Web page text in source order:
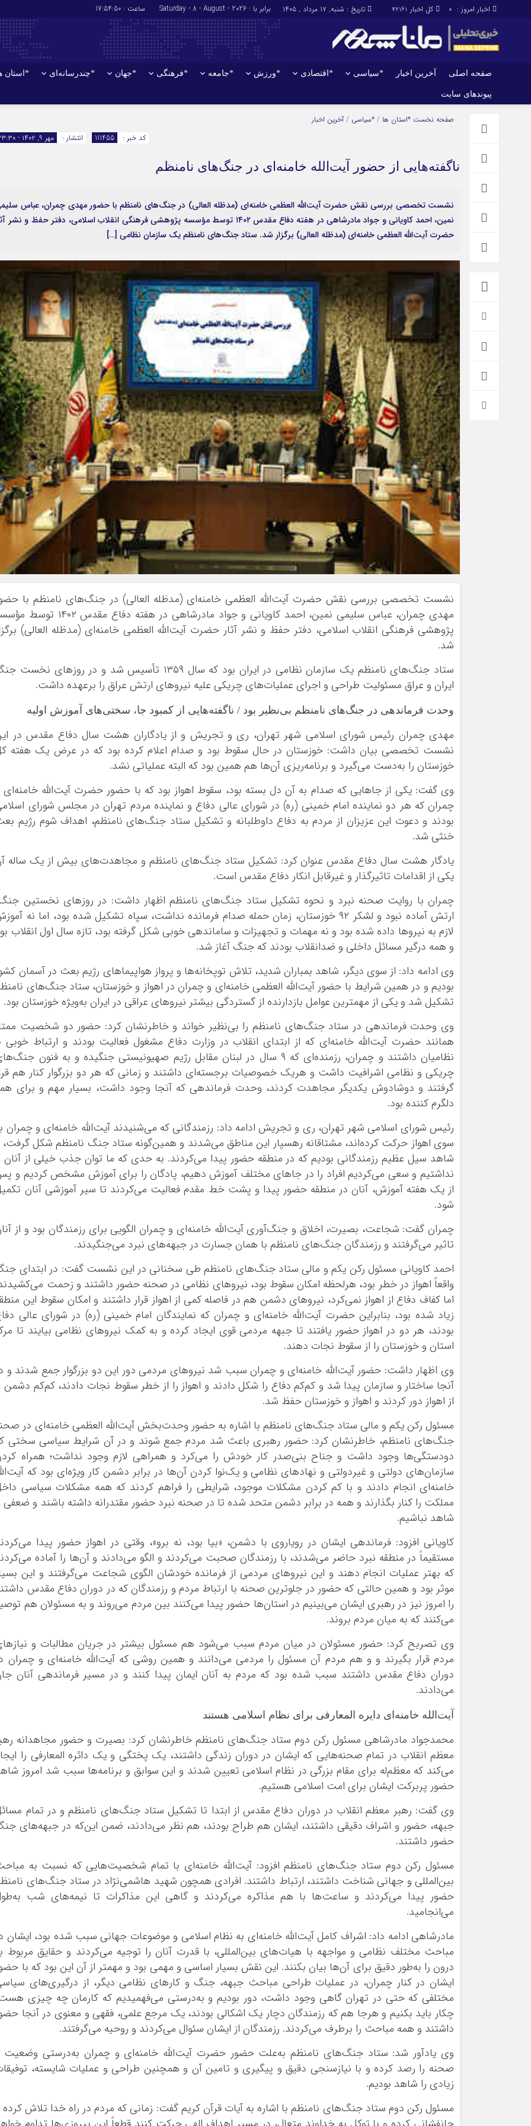
کل اخبار 42161 اخبار امروز : 0 تاریخ : شنبه, ۱۷ مرداد , ۱۴۰۵ برابر با : Saturday - 8 - August - 2026 ساعت : 17:54:51
صفحه اصلی آخرین اخبار *سیاسی *اقتصادی *ورزش *جامعه *فرهنگی *جهان *چندرسانه‌ای *استان
پیوندهای سایت
صفحه اصلی آخرین اخبار
مجلس
احزاب و تشکلها
بانک ها
اخبار بورس
ارتباطات و فن
*فرهنگی
ایثار و شهادت
دفاع مقدس
*جهان
بین الملل
آسیای غربی
*چندرسانه‌ای
فیلم
گالری
صوت و فیلم
*استان ها
آذربایجان
آذربایجان
اردبیل
اصفهان
البرز
ایلام
بوشهر
چهار محال و
خراسان جنوبی
خراسان رضوی
خوزستان
زنجان
سیستان و
فارس
قزوین
کردستان
کرمان
کرمانشاه
گلستان
مازندران
مرکزی
هرمزگان
یزد
صفحه نخست *استان ها / *سیاسی / آخرین اخبار
انتشار :
مهر ۹, ۱۴۰۲ - ۲۳:۳۰ کد خبر : 111455
ناگفته‌هایی از حضور آیت‌الله خامنه‌ای در جنگ‌های نامنظم
نشست تخصصی بررسی نقش حضرت آیت‌الله العظمی خامنه‌ای (مدظله العالی) در جنگ‌های نامنظم با حضور مهدی چمران، عباس
نمین، احمد کاویانی و جواد مادرشاهی در هفته دفاع مقدس ۱۴۰۲ توسط مؤسسه پژوهشی فرهنگی انقلاب اسلامی، دفتر حفظ و نشر
حضرت آیت‌الله العظمی خامنه‌ای (مدظله العالی) برگزار شد. ستاد جنگ‌های نامنظم یک سازمان نظامی […]
نشست تخصصی بررسی نقش حضرت آیت‌الله العظمی خامنه‌ای (مدظله العالی) در جنگ‌های نامنظم با
مهدی چمران، عباس سلیمی نمین، احمد کاویانی و جواد مادرشاهی در هفته دفاع مقدس
پژوهشی فرهنگی انقلاب اسلامی، دفتر حفظ و نشر آثار حضرت آیت‌الله العظمی خامنه‌ای (مدظله العالی)
شد.
ستاد جنگ‌های نامنظم یک سازمان نظامی در ایران بود که سال ۱۳۵۹ تأسیس شد و در روزهای
ایران و عراق مسئولیت طراحی و اجرای عملیات‌های چریکی علیه نیروهای ارتش عراق را برعهده داشت.
وحدت فرماندهی در جنگ‌های نامنظم بی‌نظیر بود / ناگفته‌هایی از کمبود جا، سختی‌های آموزش اولیه
مهدی چمران رئیس شورای اسلامی شهر تهران، ری و تجریش و از یادگاران هشت سال دفاع مقدس در
نشست تخصصی بیان داشت: خوزستان در حال سقوط بود و صدام اعلام کرده بود که در عرض یک هفته
خوزستان را به‌دست می‌گیرد و برنامه‌ریزی آن‌ها هم همین بود که البته عملیاتی نشد.
وی گفت: یکی از جاهایی که صدام به آن دل بسته بود، سقوط اهواز بود که با حضور حضرت آیت‌الله خامنه‌ای
چمران که هر دو نماینده امام خمینی (ره) در شورای عالی دفاع و نماینده مردم تهران در مجلس شورای
بودند و دعوت این عزیزان از مردم به دفاع داوطلبانه و تشکیل ستاد جنگ‌های نامنظم، اهداف شوم رژیم
خنثی شد.
یادگار هشت سال دفاع مقدس عنوان کرد: تشکیل ستاد جنگ‌های نامنظم و مجاهدت‌های بیش از یک ساله
یکی از اقدامات تاثیرگذار و غیرقابل انکار دفاع مقدس است.
چمران با روایت صحنه نبرد و نحوه تشکیل ستاد جنگ‌های نامنظم اظهار داشت: در روزهای نخستین
ارتش آماده نبود و لشکر ۹۲ خوزستان، زمان حمله صدام فرمانده نداشت، سپاه تشکیل شده بود، اما نه
لازم به نیروها داده شده بود و نه مهمات و تجهیزات و ساماندهی خوبی شکل گرفته بود، تازه سال اول انقلاب
و همه درگیر مسائل داخلی و ضدانقلاب بودند که جنگ آغاز شد.
وی ادامه داد: از سوی دیگر، شاهد بمباران شدید، تلاش توپخانه‌ها و پرواز هواپیماهای رژیم بعث در آسمان‌
بودیم و در همین شرایط با حضور آیت‌الله العظمی خامنه‌ای و چمران در اهواز و خوزستان، ستاد جنگ‌های
تشکیل شد و یکی از مهمترین عوامل بازدارنده از گستردگی بیشتر نیروهای عراقی در ایران به‌ویژه خوزستان بود.
وی وحدت فرماندهی در ستاد جنگ‌های نامنظم را بی‌نظیر خواند و خاطرنشان کرد: حضور دو شخصیت
همانند حضرت آیت‌الله خامنه‌ای که از ابتدای انقلاب در وزارت دفاع مشغول فعالیت بودند و ارتباط خوبی
نظامیان داشتند و چمران، رزمنده‌ای که ۹ سال در لبنان مقابل رژیم صهیونیستی جنگیده و به فنون
چریکی و نظامی اشرافیت داشت و هریک خصوصیات برجسته‌ای داشتند و زمانی که هر دو بزرگوار کنار هم
گرفتند و دوشادوش یکدیگر مجاهدت کردند، وحدت فرماندهی که آنجا وجود داشت، بسیار مهم و برای
دلگرم کننده بود.
رئیس شورای اسلامی شهر تهران، ری و تجریش ادامه داد: رزمندگانی که می‌شنیدند آیت‌الله خامنه‌ای و چمران
سوی اهواز حرکت کرده‌اند، مشتاقانه رهسپار این مناطق می‌شدند و همین‌گونه ستاد جنگ نامنظم شکل گرفت،
شاهد سیل عظیم رزمندگانی بودیم که در منطقه حضور پیدا می‌کردند. به حدی که ما توان جذب خیلی از آنان
نداشتیم و سعی می‌کردیم افراد را در جاهای مختلف آموزش دهیم، پادگان را برای آموزش مشخص کردیم و
از یک هفته آموزش، آنان در منطقه حضور پیدا و پشت خط مقدم فعالیت می‌کردند تا سیر آموزشی آنان
شود.
چمران گفت: شجاعت، بصیرت، اخلاق و جنگ‌آوری آیت‌الله خامنه‌ای و چمران الگویی برای رزمندگان بود و از
تاثیر می‌گرفتند و رزمندگان جنگ‌های نامنظم با همان جسارت در جبهه‌های نبرد می‌جنگیدند.
احمد کاویانی مسئول رکن یکم و مالی ستاد جنگ‌های نامنظم طی سخنانی در این نشست گفت: در ابتدای
واقعاً اهواز در خطر بود، هرلحظه امکان سقوط بود، نیروهای نظامی در صحنه حضور داشتند و زحمت
اما کفاف دفاع از اهواز نمی‌کرد، نیروهای دشمن هم در فاصله کمی از اهواز قرار داشتند و امکان سقوط این
زیاد شده بود، بنابراین حضرت آیت‌الله خامنه‌ای و چمران که نمایندگان امام خمینی (ره) در شورای عالی
بودند، هر دو در اهواز حضور یافتند تا جبهه مردمی قوی ایجاد کرده و به کمک نیروهای نظامی بیایند تا
استان و خوزستان را از سقوط نجات دهند.
وی اظهار داشت: حضور آیت‌الله خامنه‌ای و چمران سبب شد نیروهای مردمی دور این دو بزرگوار جمع شدند و
آنجا ساختار و سازمان پیدا شد و کم‌کم دفاع را شکل دادند و اهواز را از خطر سقوط نجات دادند، کم‌کم دشمن
از اهواز دور کردند و اهواز و خوزستان حفظ شد.
مسئول رکن یکم و مالی ستاد جنگ‌های نامنظم با اشاره به حضور وحدت‌بخش آیت‌الله العظمی خامنه‌ای در
جنگ‌های نامنظم، خاطرنشان کرد: حضور رهبری باعث شد مردم جمع شوند و در آن شرایط سیاسی سختی
دودستگی‌ها وجود داشت و جناح بنی‌صدر کار خودش را می‌کرد و همراهی لازم وجود نداشت؛ همراه
سازمان‌های دولتی و غیردولتی و نهادهای نظامی و یک‌نوا کردن آن‌ها در برابر دشمن کار ویژه‌ای بود که
خامنه‌ای انجام دادند و با کم کردن مشکلات موجود، شرایطی را فراهم کردند که همه مشکلات سیاسی
مملکت را کنار بگذارند و همه در برابر دشمن متحد شده تا در صحنه نبرد حضور مقتدرانه داشته باشند و ضعفی
شاهد نباشیم.
کاویانی افزود: فرماندهی ایشان در رویاروی با دشمن، «بیا بود، نه برو»، وقتی در اهواز حضور پیدا
مستقیماً در منطقه نبرد حاضر می‌شدند، با رزمندگان صحبت می‌کردند و الگو می‌دادند و آن‌ها را آماده
که بهتر عملیات انجام دهند و این نیروهای مردمی از فرمانده خودشان الگوی شجاعت می‌گرفتند و این
موثر بود و همین حالتی که حضور در جلوترین صحنه با ارتباط مردم و رزمندگان که در دوران دفاع مقدس
را امروز نیز در رهبری ایشان می‌بینیم در استان‌ها حضور پیدا می‌کنند بین مردم می‌روند و به مسئولان هم
می‌کنند که به میان مردم بروند.
وی تصریح کرد: حضور مسئولان در میان مردم سبب می‌شود هم مسئول بیشتر در جریان مطالبات و
مردم قرار بگیرند و و هم مردم آن مسئول را مردمی می‌دانند و همین روشی که آیت‌الله خامنه‌ای و چمران
دوران دفاع مقدس داشتند سبب شده بود که مردم به آنان ایمان پیدا کنند و در مسیر فرماندهی آنان
می‌دادند.
آیت‌الله خامنه‌ای دایره المعارفی برای نظام اسلامی هستند
محمدجواد مادرشاهی مسئول رکن دوم ستاد جنگ‌های نامنظم خاطرنشان کرد: بصیرت و حضور مجاهدانه
معظم انقلاب در تمام صحنه‌هایی که ایشان در دوران زندگی داشتند، یک پختگی و یک دائره المعارفی را
می‌کند که معظم‌له برای مقام بزرگی در نظام اسلامی تعیین شدند و این سوابق و برنامه‌ها سبب شد امروز
حضور پربرکت ایشان برای امت اسلامی هستیم.
وی گفت: رهبر معظم انقلاب در دوران دفاع مقدس از ابتدا تا تشکیل ستاد جنگ‌های نامنظم و در تمام
جبهه، حضور و اشراف دقیقی داشتند، ایشان هم طراح بودند، هم نظر می‌دادند، ضمن این‌که در جبهه‌های
حضور داشتند.
مسئول رکن دوم ستاد جنگ‌های نامنظم افزود: آیت‌الله خامنه‌ای با تمام شخصیت‌هایی که نسبت به
بین‌المللی و جهانی شناخت داشتند، ارتباط داشتند. افرادی همچون شهید هاشمی‌نژاد در ستاد جنگ‌های
حضور پیدا می‌کردند و ساعت‌ها با هم مذاکره می‌کردند و گاهی این مذاکرات تا نیمه‌های شب
می‌انجامید.
مادرشاهی ادامه داد: اشراف کامل آیت‌الله خامنه‌ای به نظام اسلامی و موضوعات جهانی سبب شده بود، ایشان
مباحث مختلف نظامی و مواجهه با هیات‌های بین‌المللی، با قدرت آنان را توجیه می‌کردند و حقایق مربوط
درون را به‌طور دقیق برای آن‌ها بیان بکنند. این نقش بسیار اساسی و مهمی بود و مهمتر از آن این بود که با
ایشان در کنار چمران، در عملیات طراحی مباحث جبهه، جنگ و کارهای نظامی دیگر، از درگیری‌های
مختلفی که حتی در تهران گاهی وجود داشت، دور بودیم و به‌درستی می‌فهمیدیم که کارمان چه چیزی
چکار باید بکنیم و هرجا هم که رزمندگان دچار یک اشکالی بودند، یک مرجع علمی، فقهی و معنوی در آنجا
داشتند و همه مباحث را برطرف می‌کردند. رزمندگان از ایشان سئوال می‌کردند و روحیه می‌گرفتند.
وی یادآور شد: ستاد جنگ‌های نامنظم به‌علت حضور حضرت آیت‌الله خامنه‌ای و چمران به‌درستی وضعیت
صحنه را رصد کرده و با نیازسنجی دقیق و پیگیری و تامین آن و همچنین طراحی و عملیات شایسته،
زیادی را شاهد بودیم.
مسئول رکن دوم ستاد جنگ‌های نامنظم با اشاره به آیات قرآن کریم گفت: زمانی که مردم در راه خدا تلاش کرده